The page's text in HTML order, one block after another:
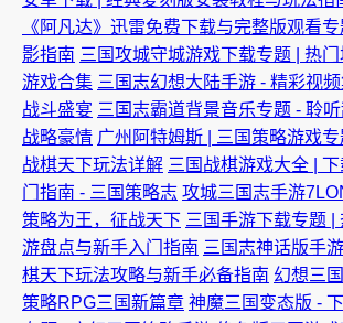
《阿凡达》迅雷免费下载与完整版观看
影指南 三国攻城守城游戏下载专题 | 热
游戏合集 三国志幻想大陆手游 - 精彩视
战斗盛宴 三国志霸道背景音乐专题 - 聆
战略豪情 广州阿特姆斯 | 三国策略游戏
战棋天下玩法详解 三国战棋游戏大全 |
门指南 - 三国策略志 攻城三国志手游
策略为王，征战天下 三国手游下载专题 |
游盘点与新手入门指南 三国志神话版手
棋天下玩法攻略与新手必备指南 幻想三
策略RPG三国新篇章 神魔三国变态版 -